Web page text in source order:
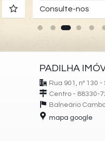
Consulte-nos
PADILHA
Rua 901, nº 130 -
Centro - 88330-
Balneário
mapa google